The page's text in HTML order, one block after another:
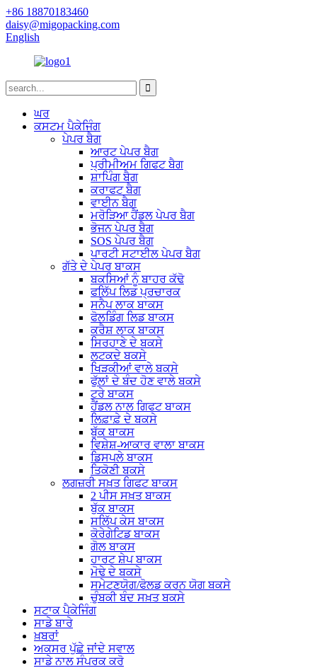
+86 18870183460
daisy@migopacking.com
English
ਘਰ
ਕਸਟਮ ਪੈਕੇਜਿੰਗ
ਪੇਪਰ ਬੈਗ
ਆਰਟ ਪੇਪਰ ਬੈਗ
ਪ੍ਰੀਮੀਅਮ ਗਿਫਟ ਬੈਗ
ਸ਼ਾਪਿੰਗ ਬੈਗ
ਕਰਾਫਟ ਬੈਗ
ਵਾਈਨ ਬੈਗ
ਮਰੋੜਿਆ ਹੈਂਡਲ ਪੇਪਰ ਬੈਗ
ਭੋਜਨ ਪੇਪਰ ਬੈਗ
SOS ਪੇਪਰ ਬੈਗ
ਪਾਰਟੀ ਸਟਾਈਲ ਪੇਪਰ ਬੈਗ
ਗੱਤੇ ਦੇ ਪੇਪਰ ਬਾਕਸ
ਬਕਸਿਆਂ ਨੂੰ ਬਾਹਰ ਕੱਢੋ
ਫਲਿੱਪ ਲਿਡ ਪ੍ਰਚਾਰਕ
ਸਨੈਪ ਲਾਕ ਬਾਕਸ
ਫੋਲਡਿੰਗ ਲਿਡ ਬਾਕਸ
ਕਰੈਸ਼ ਲਾਕ ਬਾਕਸ
ਸਿਰਹਾਣੇ ਦੇ ਬਕਸੇ
ਲਟਕਦੇ ਬਕਸੇ
ਖਿੜਕੀਆਂ ਵਾਲੇ ਬਕਸੇ
ਫੁੱਲਾਂ ਦੇ ਬੰਦ ਹੋਣ ਵਾਲੇ ਬਕਸੇ
ਟਰੇ ਬਾਕਸ
ਹੈਂਡਲ ਨਾਲ ਗਿਫਟ ਬਾਕਸ
ਲਿਫ਼ਾਫ਼ੇ ਦੇ ਬਕਸੇ
ਬੁੱਕ ਬਾਕਸ
ਵਿਸ਼ੇਸ਼-ਆਕਾਰ ਵਾਲਾ ਬਾਕਸ
ਡਿਸਪਲੇ ਬਾਕਸ
ਤਿਕੋਣੀ ਬਕਸੇ
ਲਗਜ਼ਰੀ ਸਖ਼ਤ ਗਿਫਟ ਬਾਕਸ
2 ਪੀਸ ਸਖ਼ਤ ਬਾਕਸ
ਬੁੱਕ ਬਾਕਸ
ਸਲਿੱਪ ਕੇਸ ਬਾਕਸ
ਕੋਰੇਗੇਟਿਡ ਬਾਕਸ
ਗੋਲ ਬਾਕਸ
ਹਾਰਟ ਸ਼ੇਪ ਬਾਕਸ
ਮੋਢੇ ਦੇ ਬਕਸੇ
ਸਮੇਟਣਯੋਗ/ਫੋਲਡ ਕਰਨ ਯੋਗ ਬਕਸੇ
ਚੁੰਬਕੀ ਬੰਦ ਸਖ਼ਤ ਬਕਸੇ
ਸਟਾਕ ਪੈਕੇਜਿੰਗ
ਸਾਡੇ ਬਾਰੇ
ਖ਼ਬਰਾਂ
ਅਕਸਰ ਪੁੱਛੇ ਜਾਂਦੇ ਸਵਾਲ
ਸਾਡੇ ਨਾਲ ਸੰਪਰਕ ਕਰੋ